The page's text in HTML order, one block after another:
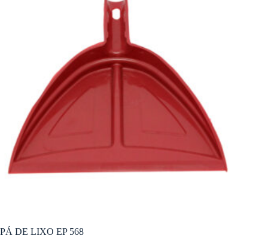
PÁ DE LIXO EP 568